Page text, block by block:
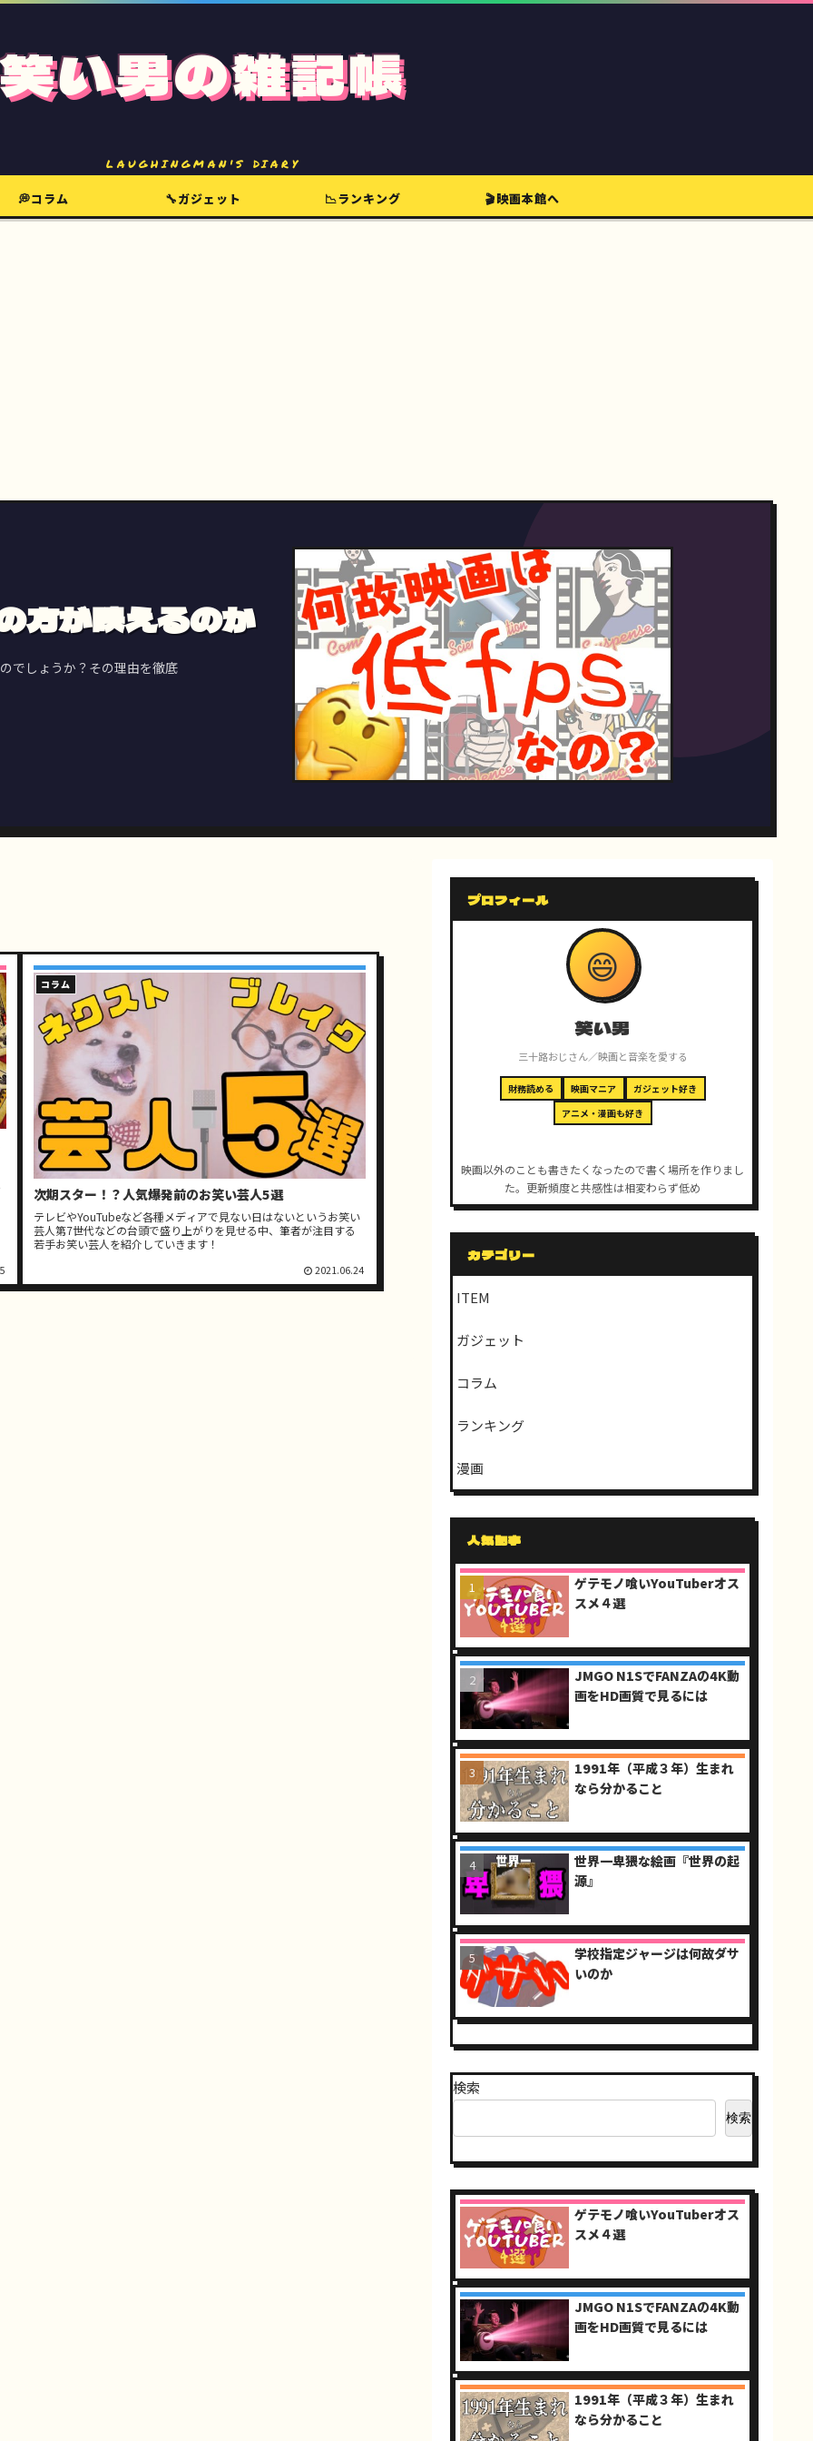
笑い男の雑記帳
LAUGHINGMAN'S DIARY
💭コラム 🔧ガジェット 📉ランキング 🎬映画本館へ
方が映えるのか
でしょうか？その理由を徹底
コラム
次期スター！？人気爆発前のお笑い芸人5選
テレビやYouTubeなど各種メディアで見ない日はないというお笑い
芸人第7世代などの台頭で盛り上がりを見せる中、筆者が注目する
若手お笑い芸人を紹介していきます！
2021.06.24
プロフィール
😄
笑い男
三十路おじさん／映画と音楽を愛する
財務読める 映画マニア
ガジェット好き
アニメ・漫画も好き
映画以外のことも書きたくなったので書く場所を作りまし
た。更新頻度と共感性は相変わらず低め
カテゴリー
ITEM
ガジェット
コラム
ランキング
漫画
人気記事
ゲテモノ喰いYouTuberオス
スメ４選
JMGO N1SでFANZAの4K動
画をHD画質で見るには
1991年（平成３年）生まれ
なら分かること
世界一卑猥な絵画『世界の起
源』
学校指定ジャージは何故ダサ
いのか
検索
検索
ゲテモノ喰いYouTuberオス
スメ４選
JMGO N1SでFANZAの4K動
画をHD画質で見るには
1991年（平成３年）生まれ
なら分かること